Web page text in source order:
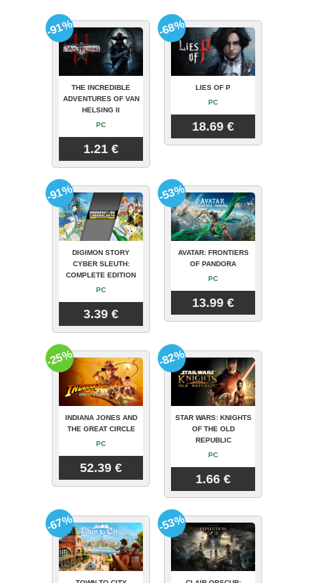
THE INCREDIBLE
ADVENTURES OF VAN
HELSING II
PC
1.21 €
-91%
LIES OF P
PC
18.69 €
-68%
DIGIMON STORY
CYBER SLEUTH:
COMPLETE EDITION
PC
3.39 €
-91%
AVATAR: FRONTIERS
OF PANDORA
PC
13.99 €
-53%
INDIANA JONES AND
THE GREAT CIRCLE
PC
52.39 €
-25%
STAR WARS: KNIGHTS
OF THE OLD
REPUBLIC
PC
1.66 €
-82%
-67% -53%